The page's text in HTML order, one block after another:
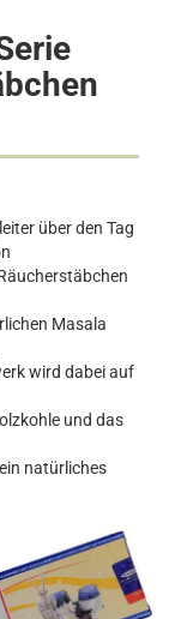
über den Tag
Masala
wird dabei auf
und das
natürliches